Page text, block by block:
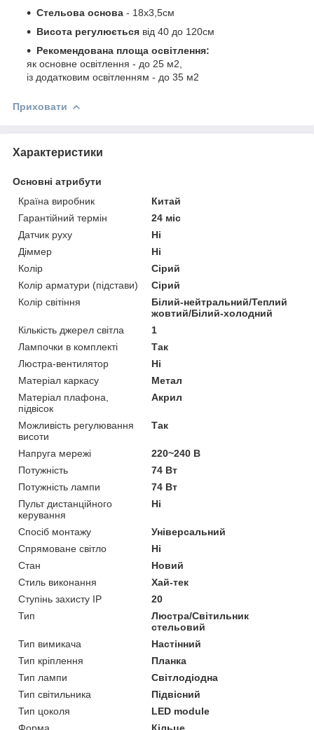
Стельова основа - 18х3,5см
Висота регулюється від 40 до 120см
Рекомендована площа освітлення:
як основне освітлення - до 25 м2,
із додатковим освітленням - до 35 м2
Приховати
Характеристики
Основні атрибути
Країна виробник
Китай
Гарантійний термін
24 міс
Датчик руху
Ні
Діммер
Ні
Колір
Сірий
Колір арматури (підстави)
Сірий
Колір світіння
Білий-нейтральний/Теплий
жовтий/Білий-холодний
Кількість джерел світла
1
Лампочки в комплекті
Так
Люстра-вентилятор
Ні
Матеріал каркасу
Метал
Матеріал плафона,
підвісок
Акрил
Можливість регулювання
висоти
Так
Напруга мережі
220~240 В
Потужність
74 Вт
Потужність лампи
74 Вт
Пульт дистанційного
керування
Ні
Спосіб монтажу
Універсальний
Спрямоване світло
Ні
Стан
Новий
Стиль виконання
Хай-тек
Ступінь захисту IP
20
Тип
Люстра/Світильник
стельовий
Тип вимикача
Настінний
Тип кріплення
Планка
Тип лампи
Світлодіодна
Тип світильника
Підвісний
Тип цоколя
LED module
Форма
Кільце